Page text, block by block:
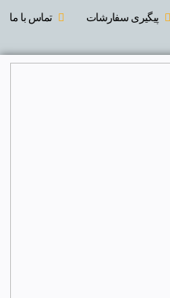
پیگیری سفارشات تماس با ما